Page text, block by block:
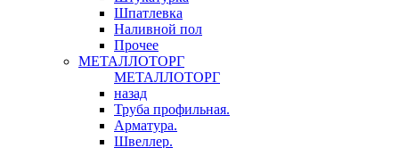
Шпатлевка
Наливной пол
Прочее
МЕТАЛЛОТОРГ
МЕТАЛЛОТОРГ
назад
Труба профильная.
Арматура.
Швеллер.